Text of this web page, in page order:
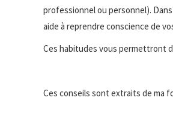
professionnel ou personnel).
aide à reprendre conscience de
Ces habitudes vous permettront
Ces conseils sont extraits de ma